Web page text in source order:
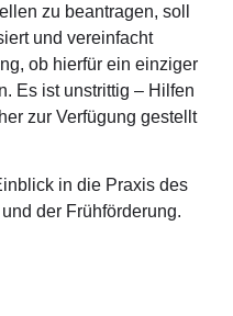
zu beantragen, soll
und vereinfacht
ob hierfür ein einziger
Es ist unstrittig – Hilfen
zur Verfügung gestellt
in die Praxis des
der Frühförderung.